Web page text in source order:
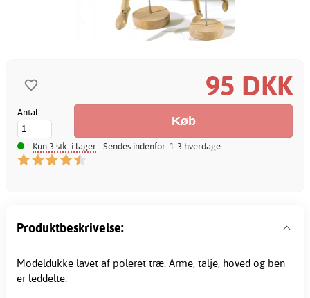
95 DKK
Antal:
Kun 3 stk. i lager- Sendes indenfor: 1-3 hverdage
Produktbeskrivelse:
Modeldukke lavet af poleret træ. Arme, talje, hoved og ben
er leddelte.